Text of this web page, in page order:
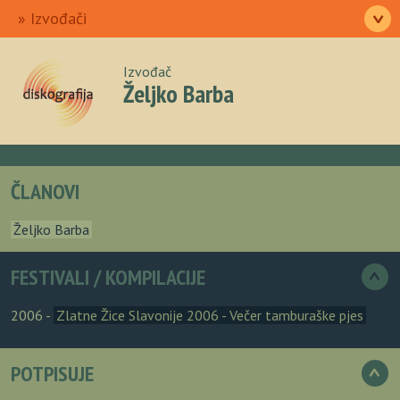
Ulazna
Izvođači
>
Izvođač
Željko Barba
ČLANOVI
Željko Barba
FESTIVALI / KOMPILACIJE >
2006 - Zlatne Žice Slavonije 2006 - Večer tamburaške pjes
POTPISUJE >